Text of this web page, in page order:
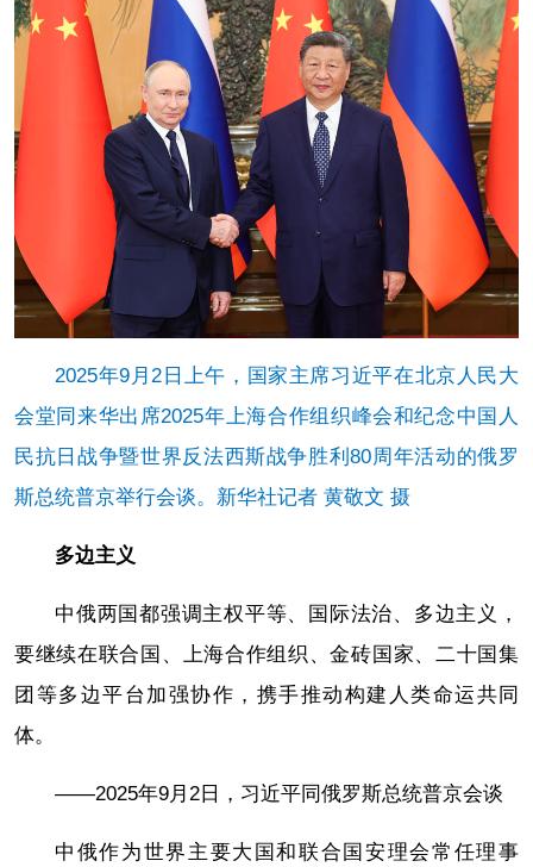
2025年9月2日上午，国家主席习近平在北京人民大
会堂同来华出席2025年上海合作组织峰会和纪念中国人
民抗日战争暨世界反法西斯战争胜利80周年活动的俄罗
斯总统普京举行会谈。新华社记者 黄敬文 摄
多边主义
中俄两国都强调主权平等、国际法治、多边主义，
要继续在联合国、上海合作组织、金砖国家、二十国集
团等多边平台加强协作，携手推动构建人类命运共同
体。
——2025年9月2日，习近平同俄罗斯总统普京会谈
中俄作为世界主要大国和联合国安理会常任理事